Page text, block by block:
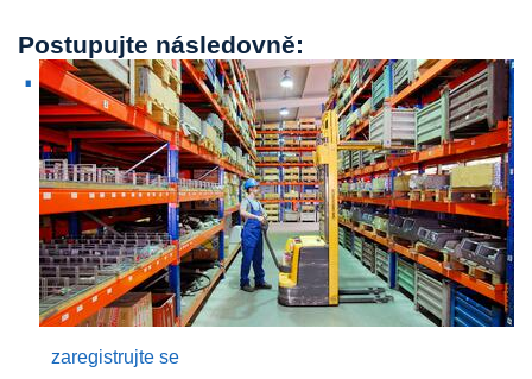
Postupujte následovně:
zaregistrujte se